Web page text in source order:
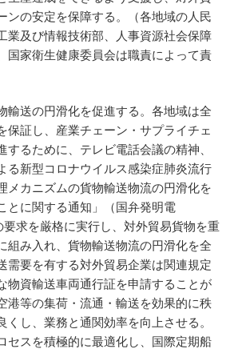
ンの安定を保障する。（各地域の人民
業及び情報技術部、人事資源社会保障
国家衛生健康委員会は職責によって責
輸送の円滑化を促進する。各地域は全
保証し、産業チェーン・サプライチェ
するために、テレビ電話会議の精神、
る新型コロナウイルス感染症肺炎流行
メカニズムの貨物輸送物流の円滑化を
とに関する通知」（国弁発明電
要求を厳格に実行し、対外貿易貨物を重
組み入れ、貨物輸送物流の円滑化を全
需要を有する対外貿易企業は関連規定
物資輸送車両通行証を申請することが
港等の集荷・流通・輸送を効果的に秩
くし、業務と通関効率を向上させる。
セスを積極的に最適化し、国際定期船